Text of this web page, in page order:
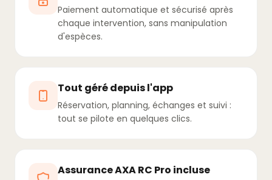
Paiement automatique et sécurisé après
chaque intervention, sans manipulation
d'espèces.
Tout géré depuis l'app
Réservation, planning, échanges et suivi :
tout se pilote en quelques clics.
Assurance AXA RC Pro incluse